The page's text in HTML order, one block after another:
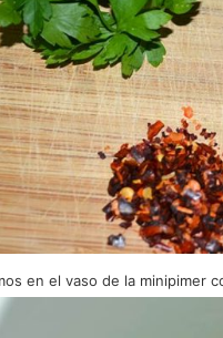
en el vaso de la minipimer